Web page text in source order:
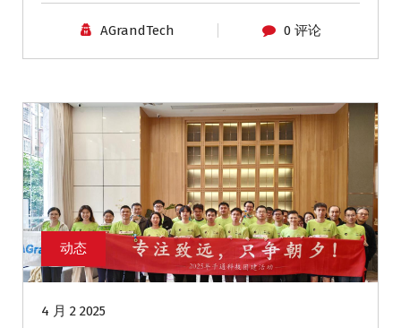
AGrandTech 0 评论
动态
4 月 2 2025